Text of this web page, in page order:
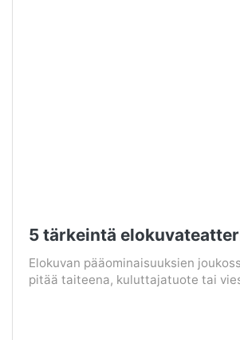
5 tärkeintä
Elokuvan pääominaisuuksien
pitää taiteena, kuluttajatuote tai